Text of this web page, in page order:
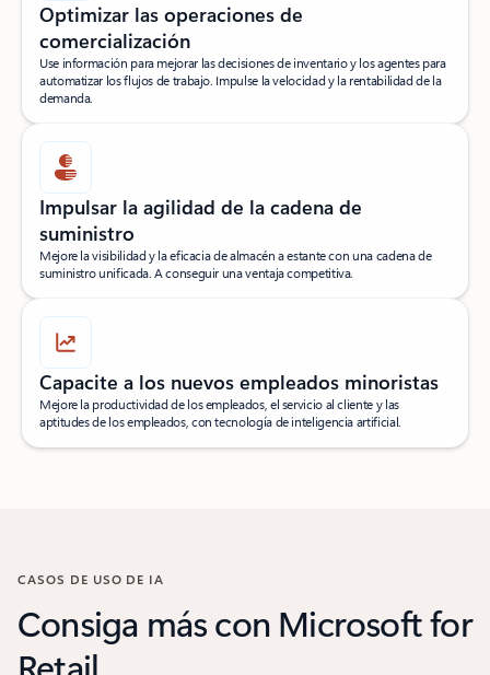
Optimizar las operaciones de
comercialización
Use información para mejorar las decisiones de inventario y los agentes para
automatizar los flujos de trabajo. Impulse la velocidad y la rentabilidad de la
demanda.
Impulsar la agilidad de la cadena de
suministro
Mejore la visibilidad y la eficacia de almacén a estante con una cadena de
suministro unificada. A conseguir una ventaja competitiva.
Capacite a los nuevos empleados minoristas
Mejore la productividad de los empleados, el servicio al cliente y las
aptitudes de los empleados, con tecnología de inteligencia artificial.
CASOS DE USO DE IA
Consiga más con Microsoft for